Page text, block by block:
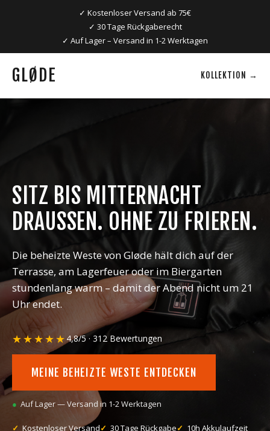
✓ Kostenloser Versand ab 75€
✓ 30 Tage Rückgaberecht
✓ Auf Lager – Versand in 1-2 Werktagen
GLØDE KOLLEKTION →
SITZ BIS MITTERNACHT
DRAUSSEN. OHNE ZU FRIEREN.
Die beheizte Weste von Gløde hält dich auf der
Terrasse, am Lagerfeuer oder im Biergarten
stundenlang warm – damit der Abend nicht um 21
Uhr endet.
★★★★★4,8/5 · 312 Bewertungen
MEINE BEHEIZTE WESTE ENTDECKEN
Auf Lager — Versand in 1-2 Werktagen
Kostenloser Versand 30 Tage Rückgabe 10h Akkulaufzeit